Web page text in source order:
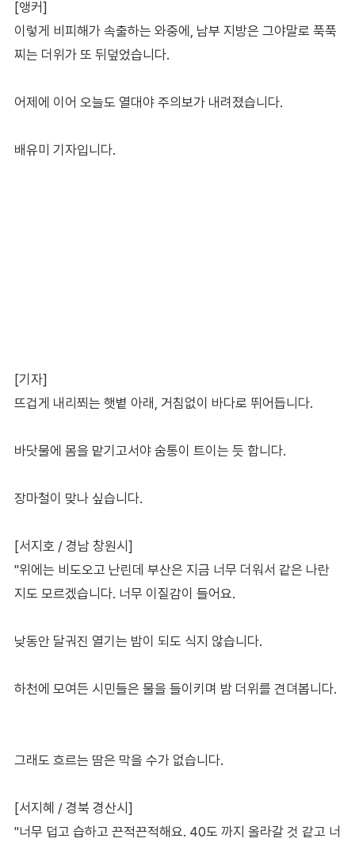
[앵커]
이렇게 비피해가 속출하는 와중에, 남부 지방은 그야말로 푹푹
찌는 더위가 또 뒤덮었습니다.
어제에 이어 오늘도 열대야 주의보가 내려졌습니다.
배유미 기자입니다.
[기자]
뜨겁게 내리쬐는 햇볕 아래, 거침없이 바다로 뛰어듭니다.
바닷물에 몸을 맡기고서야 숨통이 트이는 듯 합니다.
장마철이 맞나 싶습니다.
[서지호 / 경남 창원시]
"위에는 비도오고 난린데 부산은 지금 너무 더워서 같은 나란
지도 모르겠습니다. 너무 이질감이 들어요.
낮동안 달궈진 열기는 밤이 되도 식지 않습니다.
하천에 모여든 시민들은 물을 들이키며 밤 더위를 견뎌봅니다.
그래도 흐르는 땀은 막을 수가 없습니다.
[서지혜 / 경북 경산시]
"너무 덥고 습하고 끈적끈적해요. 40도 까지 올라갈 것 같고 너